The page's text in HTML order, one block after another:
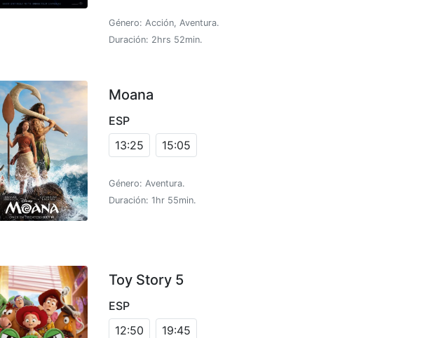
Género: Acción, Aventura.
Duración: 2hrs 52min.
Moana
ESP
13:25
15:05
Género: Aventura.
Duración: 1hr 55min.
Toy Story 5
ESP
12:50
19:45